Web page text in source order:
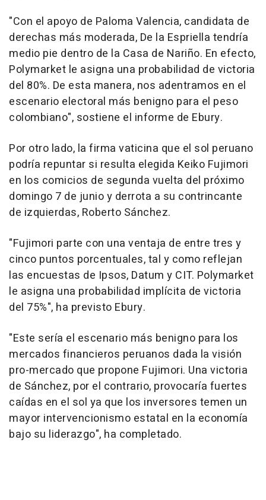
"Con el apoyo de Paloma Valencia, candidata de
derechas más moderada, De la Espriella tendría
medio pie dentro de la Casa de Nariño. En efecto,
Polymarket le asigna una probabilidad de victoria
del 80%. De esta manera, nos adentramos en el
escenario electoral más benigno para el peso
colombiano", sostiene el informe de Ebury.
Por otro lado, la firma vaticina que el sol peruano
podría repuntar si resulta elegida Keiko Fujimori
en los comicios de segunda vuelta del próximo
domingo 7 de junio y derrota a su contrincante
de izquierdas, Roberto Sánchez.
"Fujimori parte con una ventaja de entre tres y
cinco puntos porcentuales, tal y como reflejan
las encuestas de Ipsos, Datum y CIT. Polymarket
le asigna una probabilidad implícita de victoria
del 75%", ha previsto Ebury.
"Este sería el escenario más benigno para los
mercados financieros peruanos dada la visión
pro-mercado que propone Fujimori. Una victoria
de Sánchez, por el contrario, provocaría fuertes
caídas en el sol ya que los inversores temen un
mayor intervencionismo estatal en la economía
bajo su liderazgo", ha completado.